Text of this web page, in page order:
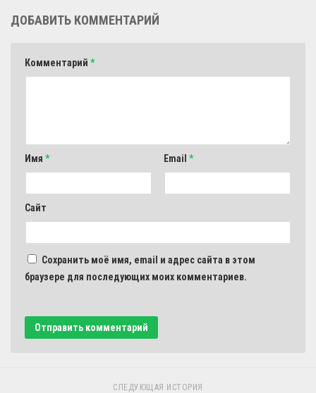
ДОБАВИТЬ КОММЕНТАРИЙ
Комментарий *
Имя * Email *
Сайт
Сохранить моё имя, email и адрес сайта в этом
браузере для последующих моих комментариев.
СЛЕДУЮЩАЯ ИСТОРИЯ